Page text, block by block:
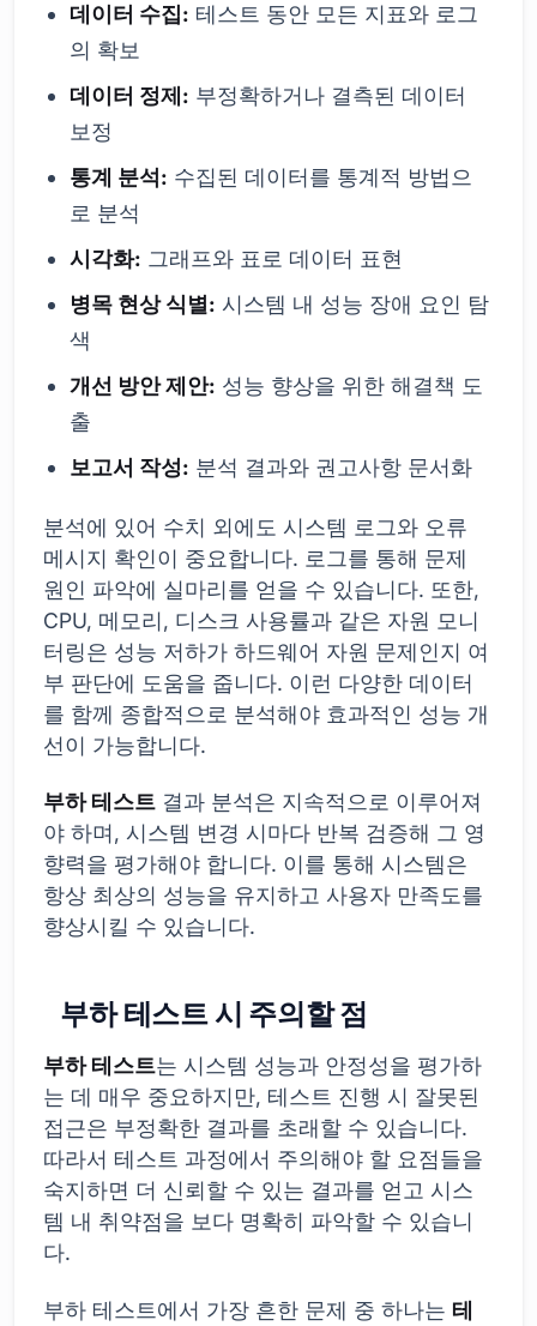
데이터 수집: 테스트 동안 모든 지표와 로그
의 확보
데이터 정제: 부정확하거나 결측된 데이터
보정
통계 분석: 수집된 데이터를 통계적 방법으
로 분석
시각화: 그래프와 표로 데이터 표현
병목 현상 식별: 시스템 내 성능 장애 요인 탐
색
개선 방안 제안: 성능 향상을 위한 해결책 도
출
보고서 작성: 분석 결과와 권고사항 문서화
분석에 있어 수치 외에도 시스템 로그와 오류
메시지 확인이 중요합니다. 로그를 통해 문제
원인 파악에 실마리를 얻을 수 있습니다. 또한,
CPU, 메모리, 디스크 사용률과 같은 자원 모니
터링은 성능 저하가 하드웨어 자원 문제인지 여
부 판단에 도움을 줍니다. 이런 다양한 데이터
를 함께 종합적으로 분석해야 효과적인 성능 개
선이 가능합니다.
부하 테스트 결과 분석은 지속적으로 이루어져
야 하며, 시스템 변경 시마다 반복 검증해 그 영
향력을 평가해야 합니다. 이를 통해 시스템은
항상 최상의 성능을 유지하고 사용자 만족도를
향상시킬 수 있습니다.
부하 테스트 시 주의할 점
부하 테스트는 시스템 성능과 안정성을 평가하
는 데 매우 중요하지만, 테스트 진행 시 잘못된
접근은 부정확한 결과를 초래할 수 있습니다.
따라서 테스트 과정에서 주의해야 할 요점들을
숙지하면 더 신뢰할 수 있는 결과를 얻고 시스
템 내 취약점을 보다 명확히 파악할 수 있습니
다.
부하 테스트에서 가장 흔한 문제 중 하나는 테